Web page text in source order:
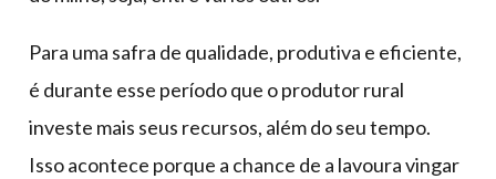
Para uma safra de qualidade, produtiva e eficiente,
é durante esse período que o produtor rural
investe mais seus recursos, além do seu tempo.
Isso acontece porque a chance de a lavoura vingar